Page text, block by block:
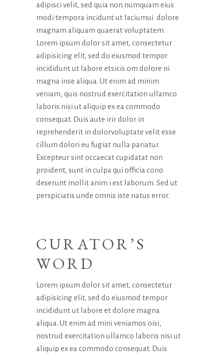
adipisci velit, sed quia non numquam eius
modi tempora incidunt ut laciumui dolore
magnam aliquam quaerat voluptatem.
Lorem ipsum dolor sit amet, consectetur
adipisicing elit, sed do eiusmod tempor
incididunt ut labore etsicis om dolore ni
magna inse aliqua. Ut enim ad minim
veniam, quis nostrud exercitation ullamco
laboris nisi ut aliquip ex ea commodo
consequat. Duis aute irir dolor in
reprehenderit in dolorvoluptate velit esse
cillum dolori eu fugiat nulla pariatur.
Excepteur sint occaecat cupidatat non
proident, sunt in culpa qui officia cono
deserunt mollit anim i est laborum. Sed ut
perspiciatis unde omnis iste natus error.
CURATOR’S
WORD
Lorem ipsum dolor sit amet, consectetur
adipisicing elit, sed do eiusmod tempor
incididunt ut labore et dolore magna
aliqua. Ut enim ad mini veniamos oisi,
nostrud exercitation ullamco laboris nisi ut
aliquip ex ea commodo consequat. Duis